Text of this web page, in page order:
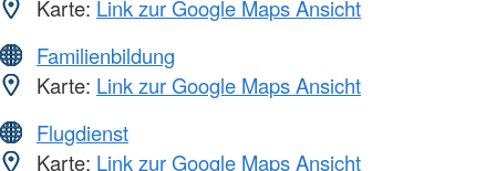
Karte: Link zur Google Maps Ansicht
Familienbildung
Karte: Link zur Google Maps Ansicht
Flugdienst
Karte: Link zur Google Maps Ansicht